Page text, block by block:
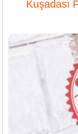
Kuşadası